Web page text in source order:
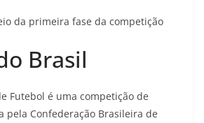
da primeira fase da competição
Brasil
Futebol é uma competição de
pela Confederação Brasileira de